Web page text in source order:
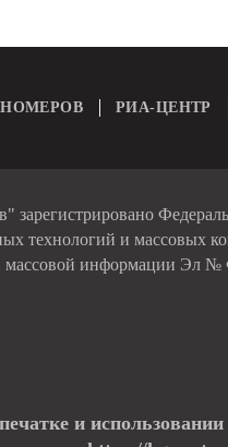
РИА-ЦЕНТР
зарегистрировано
технологий и массовых
массовой информации Эл
и